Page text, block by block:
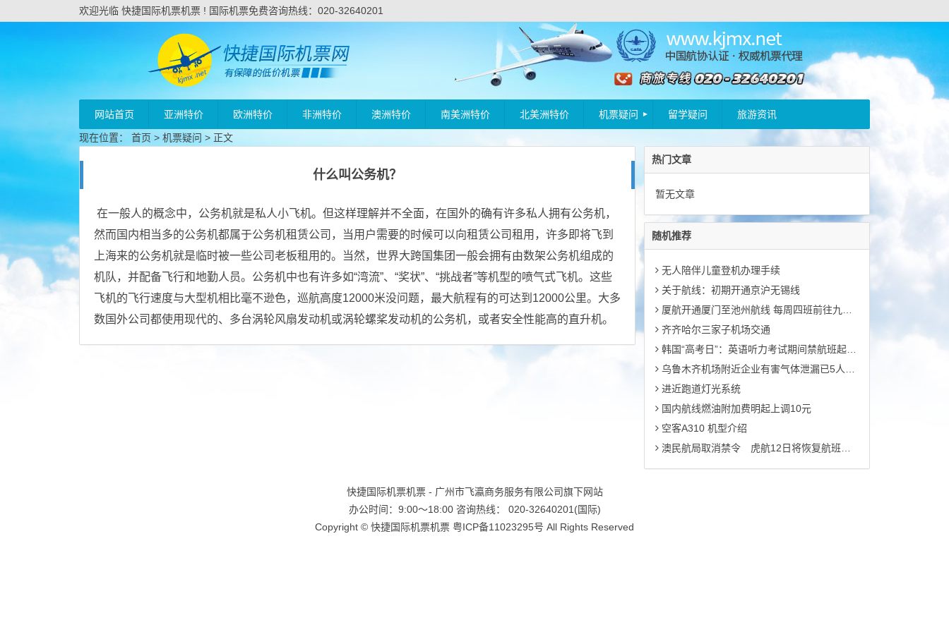
欢迎光临 快捷国际机票机票 ! 国际机票免费咨询热线：020-32640201
网站首页 亚洲特价 欧洲特价 非洲特价 澳洲特价 南美洲特价 北美洲特价 机票疑问 留学疑问 旅游资讯
现在位置： 首页 > 机票疑问 > 正文
什么叫公务机？
在一般人的概念中，公务机就是私人小飞机。但这样理解并不全面，在国外的确有许多私人拥有公务机，
然而国内相当多的公务机都属于公务机租赁公司，当用户需要的时候可以向租赁公司租用，许多即将飞到
上海来的公务机就是临时被一些公司老板租用的。当然，世界大跨国集团一般会拥有由数架公务机组成的
机队，并配备飞行和地勤人员。公务机中也有许多如“湾流”、“奖状”、“挑战者”等机型的喷气式飞机。这些
飞机的飞行速度与大型机相比毫不逊色，巡航高度12000米没问题，最大航程有的可达到12000公里。大多
数国外公司都使用现代的、多台涡轮风扇发动机或涡轮螺桨发动机的公务机，或者安全性能高的直升机。
热门文章
暂无文章
随机推荐
无人陪伴儿童登机办理手续
关于航线：初期开通京沪无锡线
厦航开通厦门至池州航线 每周四班前往九华山
齐齐哈尔三家子机场交通
韩国“高考日”：英语听力考试期间禁航班起降及军事演练活动
乌鲁木齐机场附近企业有害气体泄漏已5人死亡
进近跑道灯光系统
国内航线燃油附加费明起上调10元
空客A310 机型介绍
澳民航局取消禁令 虎航12日将恢复航班运营
快捷国际机票机票 - 广州市飞瀛商务服务有限公司旗下网站
办公时间：9:00～18:00 咨询热线： 020-32640201(国际)
Copyright © 快捷国际机票机票 粤ICP备11023295号 All Rights Reserved